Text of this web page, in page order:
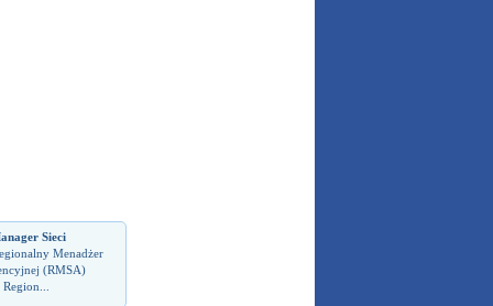
Sieci
Menadżer
(RMSA)